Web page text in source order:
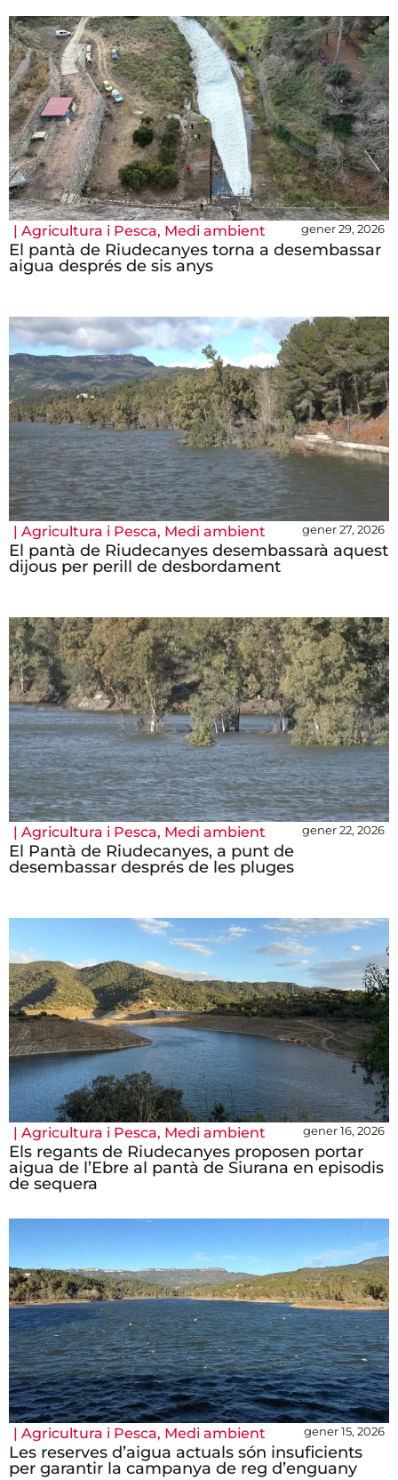
| Agricultura i Pesca, Medi ambient gener 29, 2026
El pantà de Riudecanyes torna a desembassar
aigua després de sis anys
| Agricultura i Pesca, Medi ambient gener 27, 2026
El pantà de Riudecanyes desembassarà aquest
dijous per perill de desbordament
| Agricultura i Pesca, Medi ambient gener 22, 2026
El Pantà de Riudecanyes, a punt de
desembassar després de les pluges
| Agricultura i Pesca, Medi ambient gener 16, 2026
Els regants de Riudecanyes proposen portar
aigua de l’Ebre al pantà de Siurana en episodis
de sequera
| Agricultura i Pesca, Medi ambient gener 15, 2026
Les reserves d’aigua actuals són insuficients
per garantir la campanya de reg d’enguany